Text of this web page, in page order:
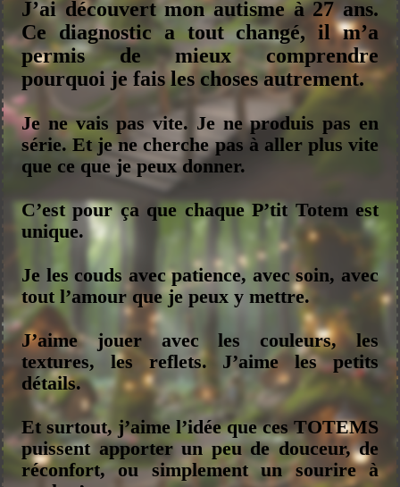
J’ai découvert mon autisme à 27 ans.
Ce diagnostic a tout changé, il m’a
permis de mieux comprendre
pourquoi je fais les choses autrement.
Je ne vais pas vite. Je ne produis pas en
série. Et je ne cherche pas à aller plus vite
que ce que je peux donner.
C’est pour ça que chaque P’tit Totem est
unique.
Je les couds avec patience, avec soin, avec
tout l’amour que je peux y mettre.
J’aime jouer avec les couleurs, les
textures, les reflets. J’aime les petits
détails.
Et surtout, j’aime l’idée que ces TOTEMS
puissent apporter un peu de douceur, de
réconfort, ou simplement un sourire à